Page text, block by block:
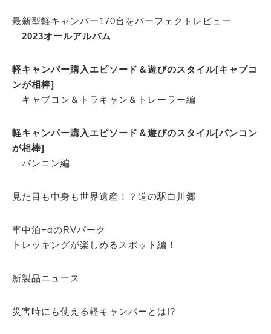
最新型軽キャンパー170台をパーフェクトレビュー
2023オールアルバム
軽キャンパー購入エピソード＆遊びのスタイル[キャブコ
ンが相棒]
キャブコン＆トラキャン＆トレーラー編
軽キャンパー購入エピソード＆遊びのスタイル[バンコン
が相棒]
バンコン編
見た目も中身も世界遺産！？道の駅白川郷
車中泊+αのRVパーク
トレッキングが楽しめるスポット編！
新製品ニュース
災害時にも使える軽キャンパーとは!?